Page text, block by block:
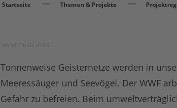
Startseite Themen & Projekte
Tonnenweise Geisternetze werden in
Meeressäuger und Seevögel. Der WWF
Gefahr zu befreien. Beim